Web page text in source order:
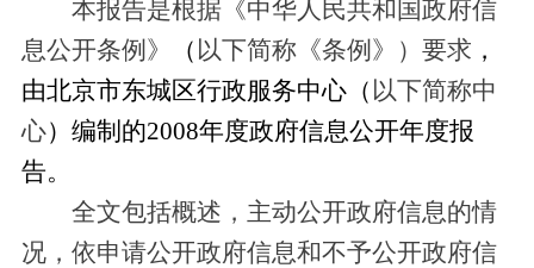
本报告是根据《中华人民共和国政府信
息公开条例》
（ 以下简称《条例》）要求 ，
由北京市东城区行政服务中心（ 以下简称中
心）编制的2008年度政府信息公开年度报
告。
全文包括概述，主动公开政府信息的情
况，依申请公开政府信息和不予公开政府信